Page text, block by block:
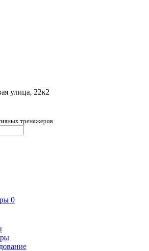
улица, 22к2
тренажеров
0